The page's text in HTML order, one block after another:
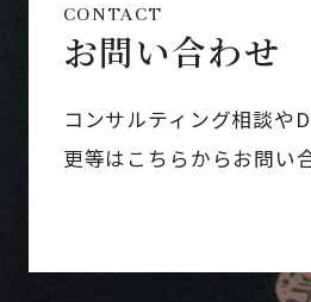
CONTACT
お問い合わせ
コンサルティング相談や
更等はこちらからお問い